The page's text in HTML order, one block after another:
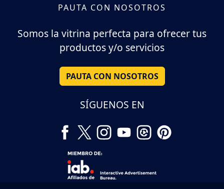
PAUTA CON NOSOTROS
Somos la vitrina perfecta para ofrecer tus
productos y/o servicios
PAUTA CON NOSOTROS
SÍGUENOS EN